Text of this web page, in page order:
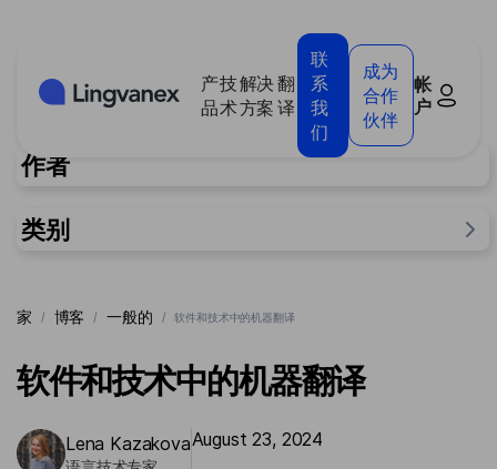
产
品
技
术
解决
方案
翻
译
联
系
我
们
成为
合作
伙伴
帐
户
作者
类别
研究
对于人们
案例
家 / 博客 / 一般的 / 软件和技术中的机器翻译
软件和技术中的机器翻译
Lena KazakovaAugust 23, 2024